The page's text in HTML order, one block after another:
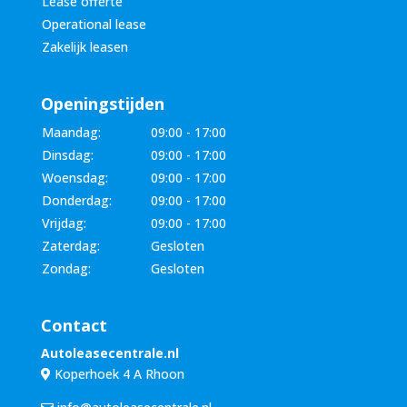
Operational lease
Zakelijk leasen
Openingstijden
Maandag:
09:00 - 17:00
Dinsdag:
09:00 - 17:00
Woensdag:
09:00 - 17:00
Donderdag:
09:00 - 17:00
Vrijdag:
09:00 - 17:00
Zaterdag:
Gesloten
Zondag:
Gesloten
Contact
Autoleasecentrale.nl
Koperhoek 4 A Rhoon